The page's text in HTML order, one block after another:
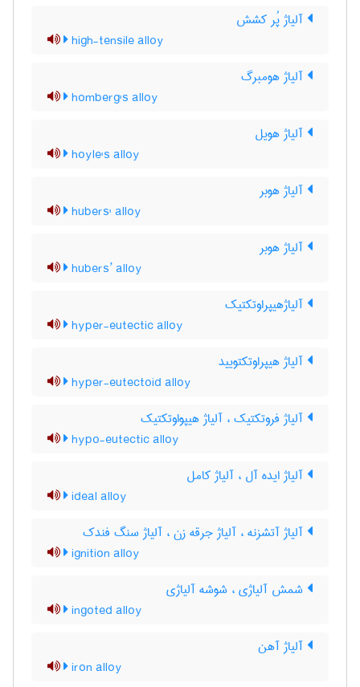
آلیاژ پُر کشش
high-tensile alloy
آلیاژ هومبرگ
homberg's alloy
آلیاژ هویل
hoyle's alloy
آلیاژ هوبر
hubers' alloy
آلیاژ هوبر
hubers’ alloy
آلیاژهیپراوتکتیک
hyper-eutectic alloy
آلیاژ هیپراوتکتویید
hyper-eutectoid alloy
آلیاژ فروتکتیک ، آلیاژ هیپواوتکتیک
hypo-eutectic alloy
آلیاژ ایده آل ، آلیاژ کامل
ideal alloy
آلیاژ آتشزنه ، آلیاژ جرقه زن ، آلیاژ سنگ فندک
ignition alloy
شمش آلیاژی ، شوشه آلیاژی
ingoted alloy
آلیاژ آهن
iron alloy